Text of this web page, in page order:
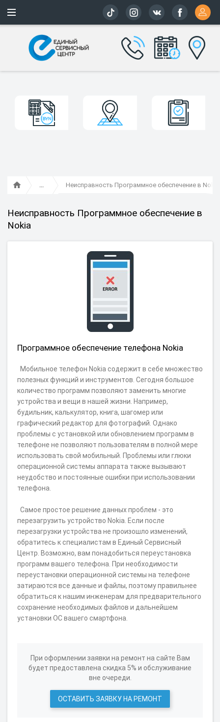
Более
Неисправность Программное обеспечение в Nokia
Неисправность Программное обеспечение в
Nokia
Программное обеспечение телефона Nokia
Мобильное телефон Nokia содержит в себе множество
полезных функций и инструментов. Сегодня большое
количество программ позволяют заменить многие
устройства и вещи в нашей жизни. Например,
будильник, калькулятор, книга, шагомер или
графический редактор для фотографий. Однако
проблемы с установкой или обновлением программ в
телефоне не позволяют пользователям в полной мере
использовать свой мобильный. Проблемы или глюки
операционной системы аппарата также вызывают
неудобство и постоянные ошибки при использовании
телефона.
Самое простое решение данных проблем - это
перезагрузить устройство Nokia. Если после
перезагрузки устройства не произошло изменений,
обратитесь к специалистам в Единый Сервисный
Центр. Возможно, вам понадобиться переустановка
программ вашего телефона. При необходимости
переустановки операционной системы на телефоне
затираются все данные и файлы, поэтому правильнее
обратиться к нашим инженерам для предварительного
сохранение необходимых файлов и дальнейшем
установки ОС вашего смартфона.
При оформлении заявки на ремонт на сайте Вам
будет предоставлена скидка 5% и обслуживание
вне очереди.
ОСТАВИТЬ ЗАЯВКУ НА РЕМОНТ